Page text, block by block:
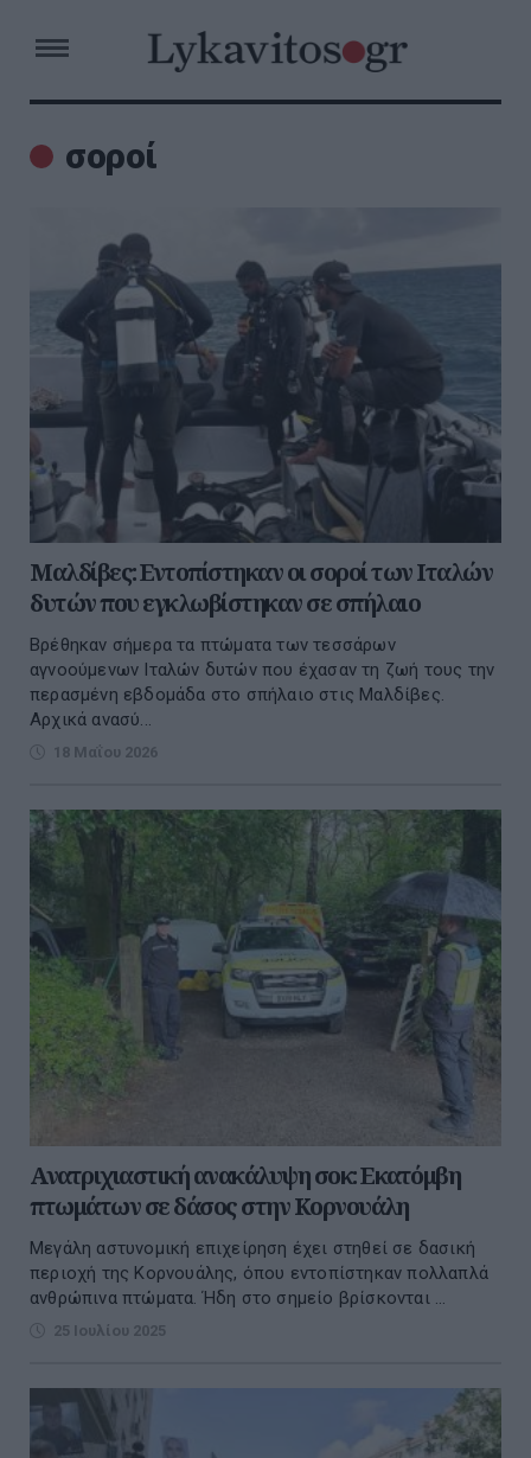
σοροί
Μαλδίβες: Εντοπίστηκαν οι σοροί των Ιταλών
δυτών που εγκλωβίστηκαν σε σπήλαιο
Βρέθηκαν σήμερα τα πτώματα των τεσσάρων
αγνοούμενων Ιταλών δυτών που έχασαν τη ζωή τους την
περασμένη εβδομάδα στο σπήλαιο στις Μαλδίβες.
Αρχικά ανασύ...
18 Μαΐου 2026
Ανατριχιαστική ανακάλυψη σοκ: Εκατόμβη
πτωμάτων σε δάσος στην Κορνουάλη
Μεγάλη αστυνομική επιχείρηση έχει στηθεί σε δασική
περιοχή της Κορνουάλης, όπου εντοπίστηκαν πολλαπλά
ανθρώπινα πτώματα. Ήδη στο σημείο βρίσκονται ...
25 Ιουλίου 2025